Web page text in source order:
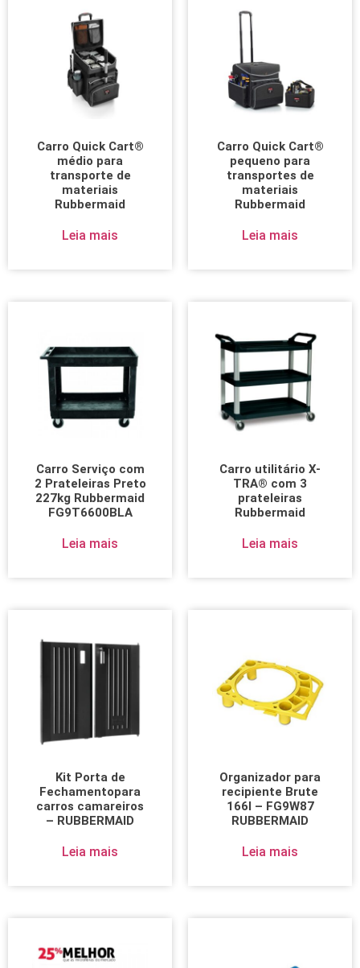
Carro Quick Cart®
médio para
transporte de
materiais
Rubbermaid
Leia mais
Carro Quick Cart®
pequeno para
transportes de
materiais
Rubbermaid
Leia mais
Carro Serviço com
2 Prateleiras Preto
227kg Rubbermaid
FG9T6600BLA
Leia mais
Carro utilitário X-
TRA® com 3
prateleiras
Rubbermaid
Leia mais
Kit Porta de
Fechamentopara
carros camareiros
– RUBBERMAID
Leia mais
Organizador para
recipiente Brute
166l – FG9W87
RUBBERMAID
Leia mais